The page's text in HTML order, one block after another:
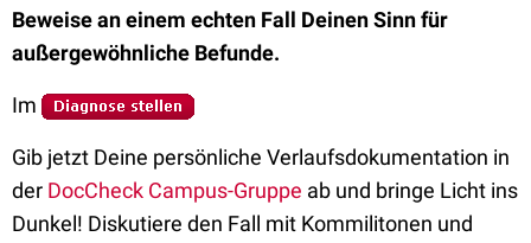
Beweise an einem echten Fall Deinen Sinn für
außergewöhnliche Befunde.
Im
Gib jetzt Deine persönliche Verlaufsdokumentation in
der DocCheck Campus-Gruppe ab und bringe Licht ins
Dunkel! Diskutiere den Fall mit Kommilitonen und